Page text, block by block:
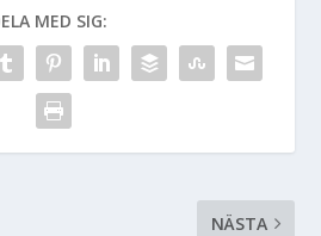
MED SIG:
NÄSTA